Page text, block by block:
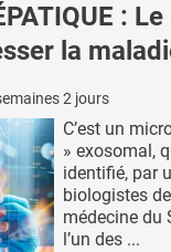
:
la
2 jours
C’est un
» exosomal,
identifié, par
biologistes
médecine du
l’un des ...